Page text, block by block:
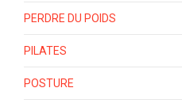
PERDRE DU POIDS
PILATES
POSTURE